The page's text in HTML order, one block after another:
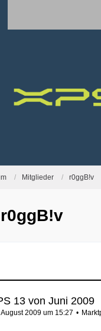
Mitglieder r0ggB!v
13 von Juni 2009
2009 um 15:27